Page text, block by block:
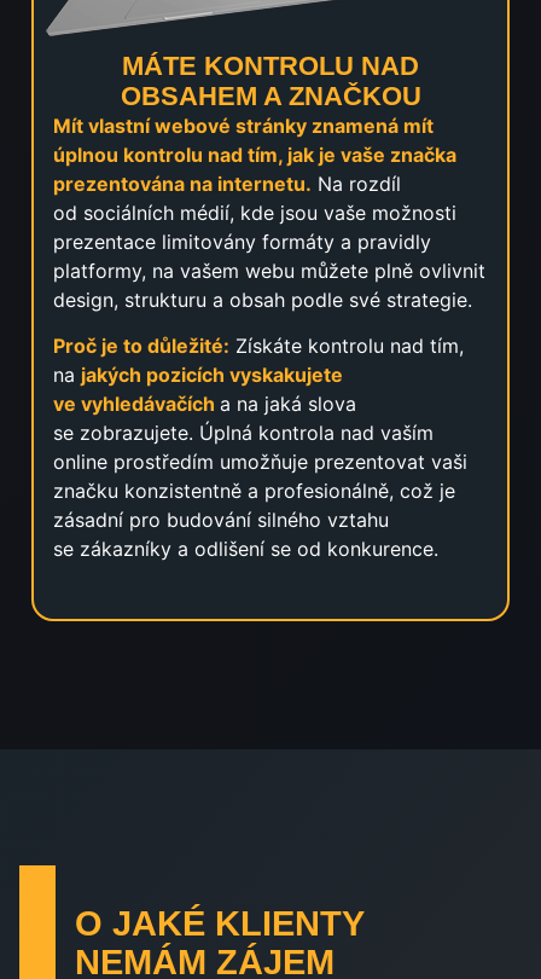
MÁTE KONTROLU NAD
OBSAHEM A ZNAČKOU
Mít vlastní webové stránky znamená mít
úplnou kontrolu nad tím, jak je vaše značka
prezentována na internetu. Na rozdíl
od sociálních médií, kde jsou vaše možnosti
prezentace limitovány formáty a pravidly
platformy, na vašem webu můžete plně ovlivnit
design, strukturu a obsah podle své strategie.
Proč je to důležité: Získáte kontrolu nad tím,
na jakých pozicích vyskakujete
ve vyhledávačích a na jaká slova
se zobrazujete. Úplná kontrola nad vaším
online prostředím umožňuje prezentovat vaši
značku konzistentně a profesionálně, což je
zásadní pro budování silného vztahu
se zákazníky a odlišení se od konkurence.
O JAKÉ KLIENTY
NEMÁM ZÁJEM